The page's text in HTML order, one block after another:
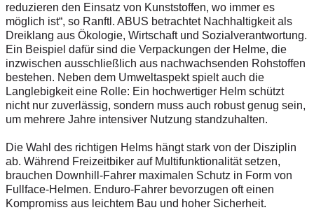
reduzieren den Einsatz von Kunststoffen, wo immer es
möglich ist“, so Ranftl. ABUS betrachtet Nachhaltigkeit als
Dreiklang aus Ökologie, Wirtschaft und Sozialverantwortung.
Ein Beispiel dafür sind die Verpackungen der Helme, die
inzwischen ausschließlich aus nachwachsenden Rohstoffen
bestehen. Neben dem Umweltaspekt spielt auch die
Langlebigkeit eine Rolle: Ein hochwertiger Helm schützt
nicht nur zuverlässig, sondern muss auch robust genug sein,
um mehrere Jahre intensiver Nutzung standzuhalten.
Die Wahl des richtigen Helms hängt stark von der Disziplin
ab. Während Freizeitbiker auf Multifunktionalität setzen,
brauchen Downhill-Fahrer maximalen Schutz in Form von
Fullface-Helmen. Enduro-Fahrer bevorzugen oft einen
Kompromiss aus leichtem Bau und hoher Sicherheit.